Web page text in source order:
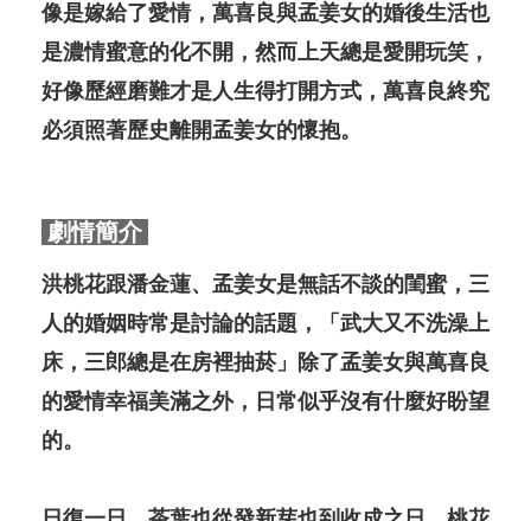
像是嫁給了愛情，萬喜良與孟姜女的婚後生活也
是濃情蜜意的化不開，然而上天總是愛開玩笑，
好像歷經磨難才是人生得打開方式，萬喜良終究
必須照著歷史離開孟姜女的懷抱。
劇情簡介
洪桃花跟潘金蓮、孟姜女是無話不談的閨蜜，三
人的婚姻時常是討論的話題，「武大又不洗澡上
床，三郎總是在房裡抽菸」除了孟姜女與萬喜良
的愛情幸福美滿之外，日常似乎沒有什麼好盼望
的。